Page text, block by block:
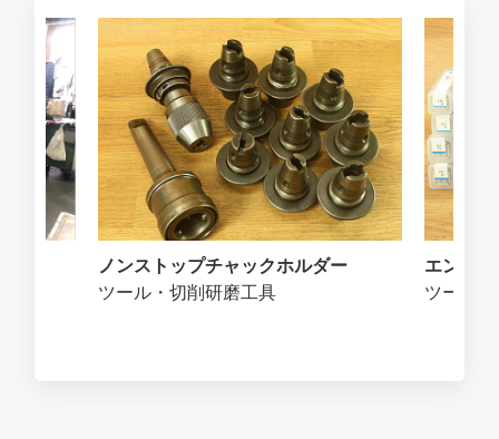
ノンストップチャックホルダー
ツール・切削研磨工具
エンド
ツール